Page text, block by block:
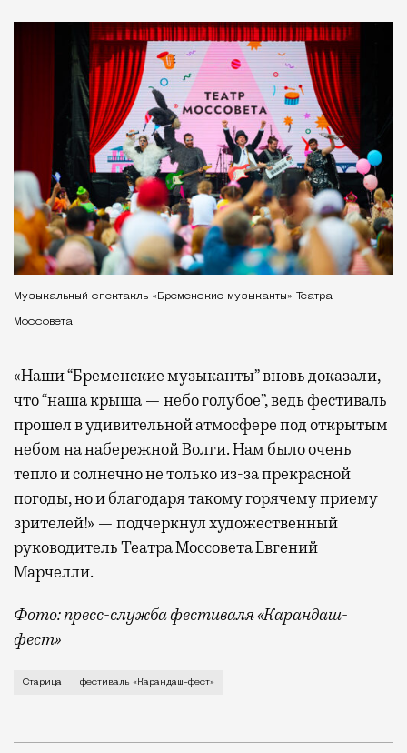
Музыкальный спектакль «Бременские музыканты» Театра
Моссовета
«Наши “Бременские музыканты” вновь доказали,
что “наша крыша — небо голубое”, ведь фестиваль
прошел в удивительной атмосфере под открытым
небом на набережной Волги. Нам было очень
тепло и солнечно не только из-за прекрасной
погоды, но и благодаря такому горячему приему
зрителей!» — подчеркнул художественный
руководитель Театра Моссовета Евгений
Марчелли.
Фото: пресс-служба фестиваля «Карандаш-
фест»
В минувший уикенд маленькая Старица в
Старица фестиваль «Карандаш-фест»